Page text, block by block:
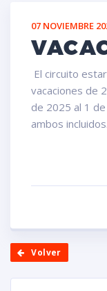
07 NOVIEMBRE
El circuito
vacaciones de
de 2025 al 1
ambos incluidos.
Volver